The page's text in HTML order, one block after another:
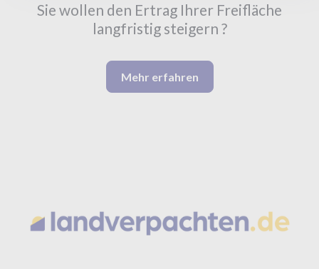
Sie wollen den Ertrag Ihrer Freifläche
langfristig steigern ?
Mehr erfahren